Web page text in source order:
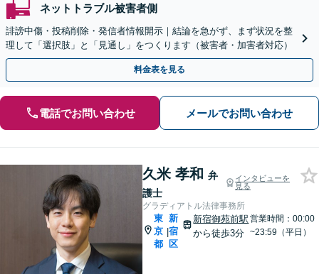
ネットトラブル被害者側
誹謗中傷・投稿削除・発信者情報開示｜結論を急がず、まず状況を整
理して「選択肢」と「見通し」をつくります（被害者・加害者対応）
料金表を見る
電話でお問い合わせ メールでお問い合わせ
久米 孝和 弁
護士
インタビューを
見る
グラディアトル法律事務所
東
京
都
|
新
宿
区
新宿御苑前駅
から徒歩3分
営業時間：00:00
~23:59（平日）